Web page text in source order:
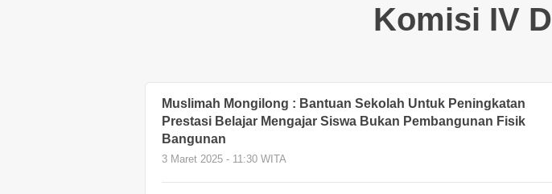
Komisi IV
Muslimah Mongilong : Bantuan Sekolah Untuk Peningkatan
Prestasi Belajar Mengajar Siswa Bukan Pembangunan Fisik
Bangunan
3 Maret 2025 - 11:30 WITA